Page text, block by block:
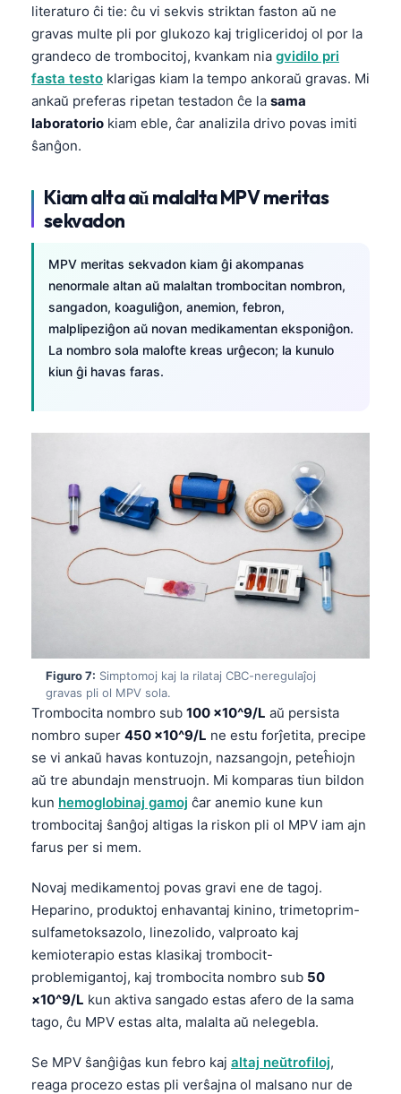
literaturo ĉi tie: ĉu vi sekvis striktan faston aŭ ne
gravas multe pli por glukozo kaj trigliceridoj ol por la
grandeco de trombocitoj, kvankam nia gvidilo pri
fasta testo klarigas kiam la tempo ankoraŭ gravas. Mi
ankaŭ preferas ripetan testadon ĉe la sama
laboratorio kiam eble, ĉar analizila drivo povas imiti
ŝanĝon.
Kiam alta aŭ malalta MPV meritas
sekvadon
MPV meritas sekvadon kiam ĝi akompanas
nenormale altan aŭ malaltan trombocitan nombron,
sangadon, koaguliĝon, anemion, febron,
malplipeziĝon aŭ novan medikamentan eksponiĝon.
La nombro sola malofte kreas urĝecon; la kunulo
kiun ĝi havas faras.
Figuro 7: Simptomoj kaj la rilataj CBC-neregulaĵoj
gravas pli ol MPV sola.
Trombocita nombro sub 100 ×10^9/L aŭ persista
nombro super 450 ×10^9/L ne estu forĵetita, precipe
se vi ankaŭ havas kontuzojn, nazsangojn, peteĥiojn
aŭ tre abundajn menstruojn. Mi komparas tiun bildon
kun hemoglobinaj gamoj ĉar anemio kune kun
trombocitaj ŝanĝoj altigas la riskon pli ol MPV iam ajn
farus per si mem.
Novaj medikamentoj povas gravi ene de tagoj.
Heparino, produktoj enhavantaj kinino, trimetoprim-
sulfametoksazolo, linezolido, valproato kaj
kemioterapio estas klasikaj trombocit-
problemigantoj, kaj trombocita nombro sub 50
×10^9/L kun aktiva sangado estas afero de la sama
tago, ĉu MPV estas alta, malalta aŭ nelegebla.
Se MPV ŝanĝiĝas kun febro kaj altaj neŭtrofiloj,
reaga procezo estas pli verŝajna ol malsano nur de
Slovenščina
Shqip
বাংলা
اردو
मराठी
తెలుగు
ગુજરાતી
ಕನ್ನಡ
മലയാളം
Tiếng Việt
Tagalog
ไทย
Українська
O‘zbekcha
Hrvatski
Slovenčina
كوردی‎
සිංහල
Latviešu valoda
Македонски јазик
Gàidhlig
Occitan